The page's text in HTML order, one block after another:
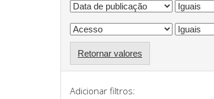
Retornar valores
Adicionar filtros: